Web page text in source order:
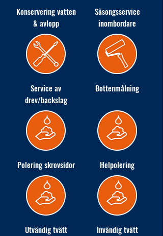
Konservering vatten
& avlopp
Säsongsservice
inombordare
Service av
drev/backslag
Bottenmålning
Polering skrovsidor Helpolering
Utvändig tvätt Invändig tvätt